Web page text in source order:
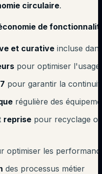
circulaire.
de
et curative incluse
pour optimiser l'usage
pour garantir la
régulière des
reprise pour recyclage
optimiser les
des processus métier